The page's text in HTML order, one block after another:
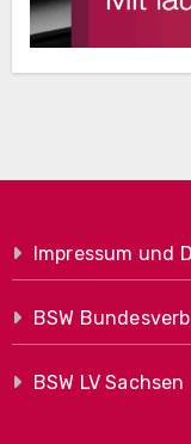
Impressum und
BSW
BSW LV Sachsen